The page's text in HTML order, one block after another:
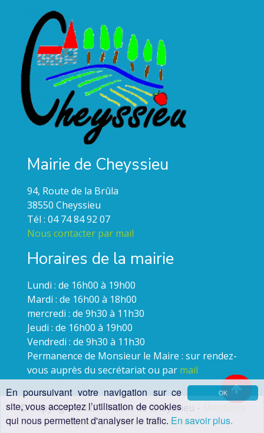
OK
En poursuivant votre navigation sur ce
site, vous acceptez l’utilisation de cookies
qui nous permettent d'analyser le trafic. En savoir plus.
Mairie de Cheyssieu
94, Route de la Brûla
38550 Cheyssieu
Tél : 04 74 84 92 07
Nous contacter par mail
Horaires de la mairie
Lundi : de 16h00 à 19h00
Mardi : de 16h00 à 18h00
mercredi : de 9h30 à 11h30
Jeudi : de 16h00 à 19h00
Vendredi : de 9h30 à 11h30
Permanence de Monsieur le Maire : sur rendez-
vous auprès du secrétariat ou par mail
© Copyright 2022 - Mairie de Cheyssieu -
légales|Création du site web